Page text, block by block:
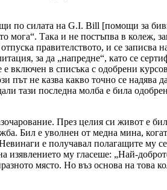
по силата на G.I. Bill [помощи за
мога“. Така и не постъпва в колеж,
правителството, и се записва
за да „напредне“, като се
включен в списъка с одобрени
път не казва какво точно се надява
тази последна молба е била
През целия си живот е
Бил е уволнен от медна мина,
е получавал полагащите му
изявлението му гласеше: „Най-
място. Но въз основа на това